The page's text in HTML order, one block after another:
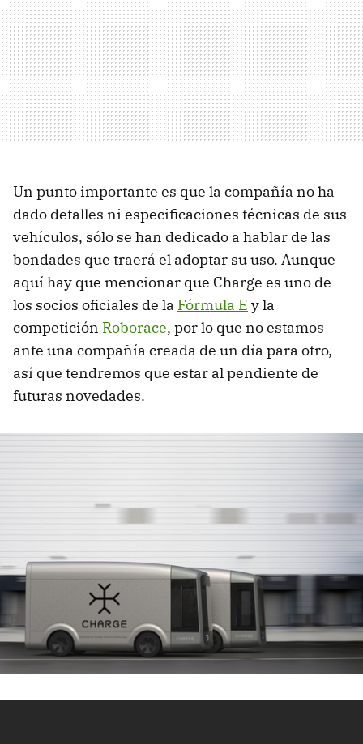
Un punto importante es que la compañía no ha
dado detalles ni especificaciones técnicas de sus
vehículos, sólo se han dedicado a hablar de las
bondades que traerá el adoptar su uso. Aunque
aquí hay que mencionar que Charge es uno de
los socios oficiales de la Fórmula E y la
competición Roborace, por lo que no estamos
ante una compañía creada de un día para otro,
así que tendremos que estar al pendiente de
futuras novedades.